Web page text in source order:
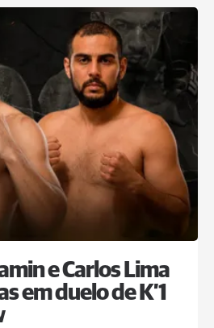
e Carlos Lima
em duelo de K’1